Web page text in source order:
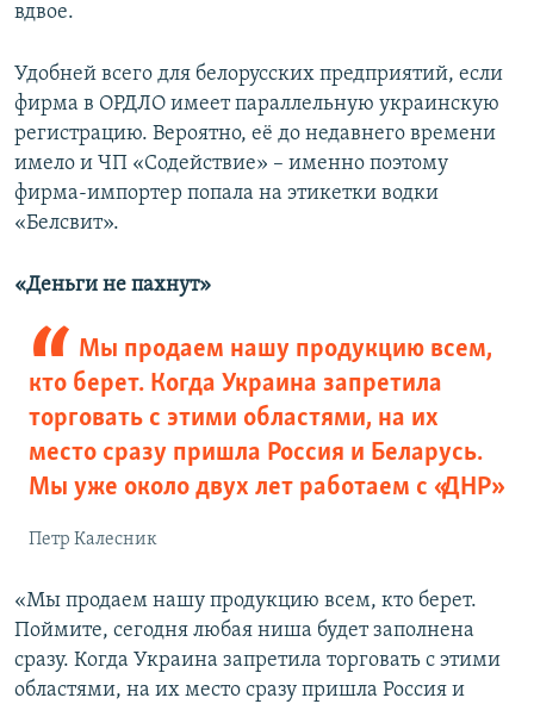
вдвое.
Удобней всего для белорусских предприятий, если
фирма в ОРДЛО имеет параллельную украинскую
регистрацию. Вероятно, её до недавнего времени
имело и ЧП «Содействие» – именно поэтому
фирма-импортер попала на этикетки водки
«Белсвит».
«Деньги не пахнут»
Мы продаем нашу продукцию всем,
кто берет. Когда Украина запретила
торговать с этими областями, на их
место сразу пришла Россия и Беларусь.
Мы уже около двух лет работаем с «ДНР»
Петр Калесник
«Мы продаем нашу продукцию всем, кто берет.
Поймите, сегодня любая ниша будет заполнена
сразу. Когда Украина запретила торговать с этими
областями, на их место сразу пришла Россия и